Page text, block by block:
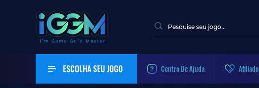
ESCOLHA SEU JOGO Centro De Ajuda Afiliado